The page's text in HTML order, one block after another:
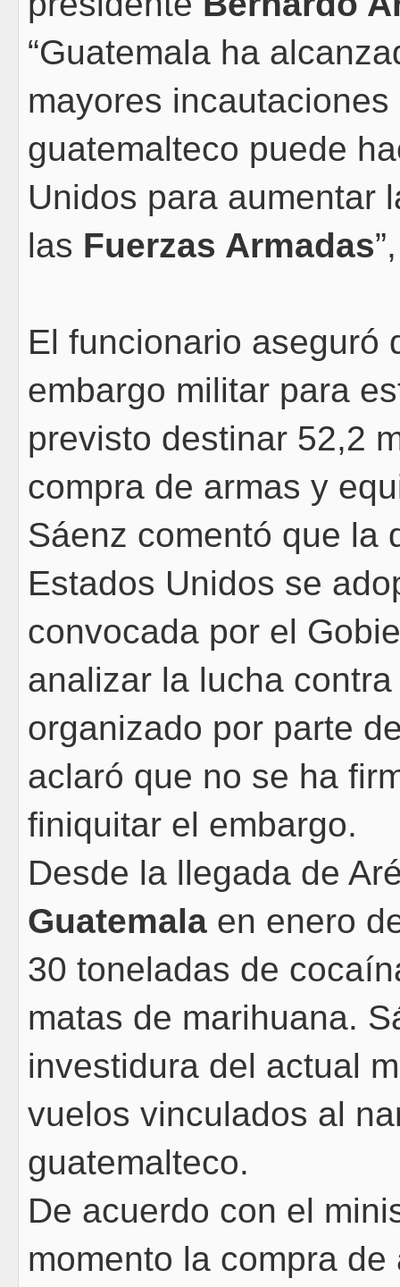
“Guatemala ha
mayores
guatemalteco puede
Unidos para aumentar
las Fuerzas Armadas
El funcionario aseguró
embargo militar para
previsto destinar 52,2
compra de armas y
Sáenz comentó que la
Estados Unidos se
convocada por el
analizar la lucha
organizado por parte
aclaró que no se ha
finiquitar el embargo.
Desde la llegada de
Guatemala en enero
30 toneladas de
matas de marihuana.
investidura del actual
vuelos vinculados al
guatemalteco.
De acuerdo con el
momento la compra